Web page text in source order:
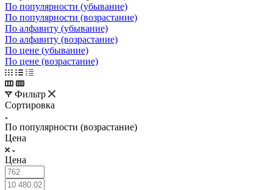
По популярности (убывание)
По популярности (возрастание)
По алфавиту (убывание)
По алфавиту (возрастание)
По цене (убывание)
По цене (возрастание)
Фильтр
Сортировка
По популярности (возрастание)
Цена
Цена